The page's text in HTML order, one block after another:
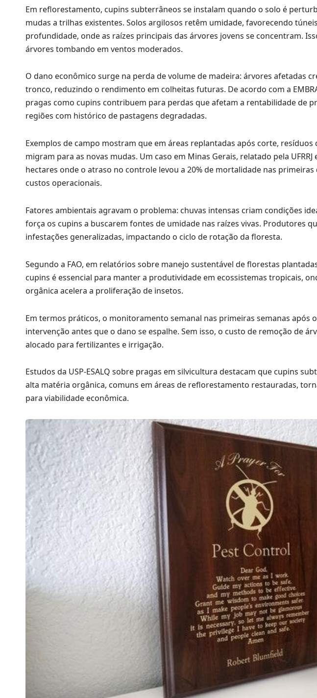
Em reflorestamento, cupins subterrâneos se instalam quando o solo é
mudas a trilhas existentes. Solos argilosos retêm umidade, favorecendo
profundidade, onde as raízes principais das árvores jovens se concentram.
árvores tombando em ventos moderados.
O dano econômico surge na perda de volume de madeira: árvores afetadas
tronco, reduzindo o rendimento em colheitas futuras. De acordo com a
pragas como cupins contribuem para perdas que afetam a rentabilidade de
regiões com histórico de pastagens degradadas.
Exemplos de campo mostram que em áreas replantadas após corte,
migram para as novas mudas. Um caso em Minas Gerais, relatado pela
hectares onde o atraso no controle levou a 20% de mortalidade nas
custos operacionais.
Fatores ambientais agravam o problema: chuvas intensas criam condições
força os cupins a buscarem fontes de umidade nas raízes vivas. Produtores
infestações generalizadas, impactando o ciclo de rotação da floresta.
Segundo a FAO, em relatórios sobre manejo sustentável de florestas
cupins é essencial para manter a produtividade em ecossistemas tropicais,
orgânica acelera a proliferação de insetos.
Em termos práticos, o monitoramento semanal nas primeiras semanas após
intervenção antes que o dano se espalhe. Sem isso, o custo de remoção de
alocado para fertilizantes e irrigação.
Estudos da USP-ESALQ sobre pragas em silvicultura destacam que cupins
alta matéria orgânica, comuns em áreas de reflorestamento restauradas,
para viabilidade econômica.